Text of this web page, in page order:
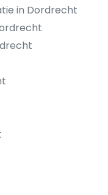
in Dordrecht